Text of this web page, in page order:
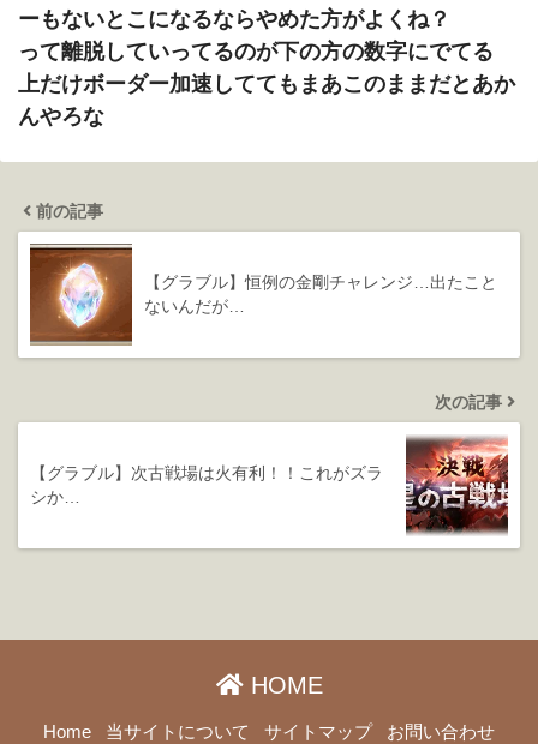
ーもないとこになるならやめた方がよくね？
って離脱していってるのが下の方の数字にでてる
上だけボーダー加速しててもまあこのままだとあか
んやろな
前の記事
【グラブル】恒例の金剛チャレンジ…出たこと
ないんだが…
次の記事
【グラブル】次古戦場は火有利！！これがズラ
シか…
HOME
Home 当サイトについて サイトマップ お問い合わせ